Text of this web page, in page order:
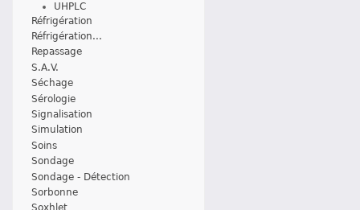
UHPLC
Réfrigération
Réfrigération...
Repassage
S.A.V.
Séchage
Sérologie
Signalisation
Simulation
Soins
Sondage
Sondage - Détection
Sorbonne